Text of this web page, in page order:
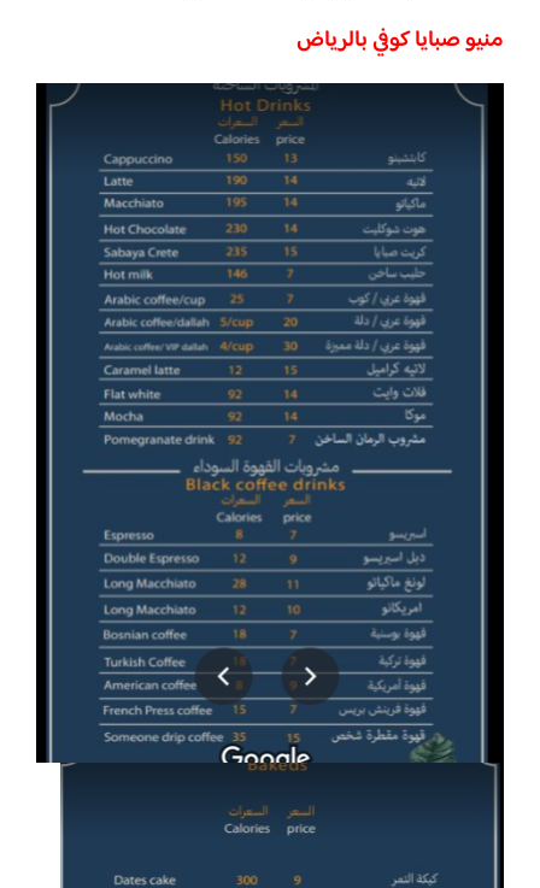
منيو صبايا كوفي بالرياض